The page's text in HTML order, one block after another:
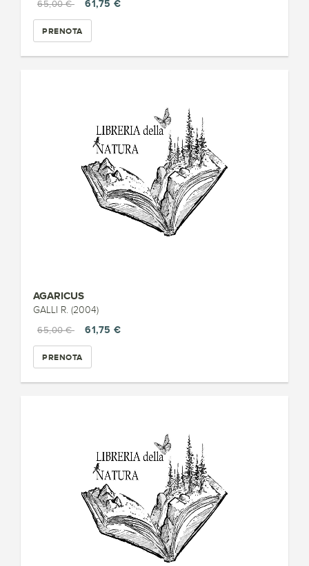
65,00 €
61,75 €
PRENOTA
AGARICUS
GALLI R. (2004)
65,00 €
61,75 €
PRENOTA